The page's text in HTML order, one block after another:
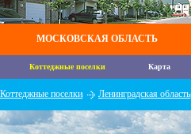
МОСКОВСКАЯ ОБЛАСТЬ
Коттеджные поселки Карта
Коттеджные поселки Ленинградская область